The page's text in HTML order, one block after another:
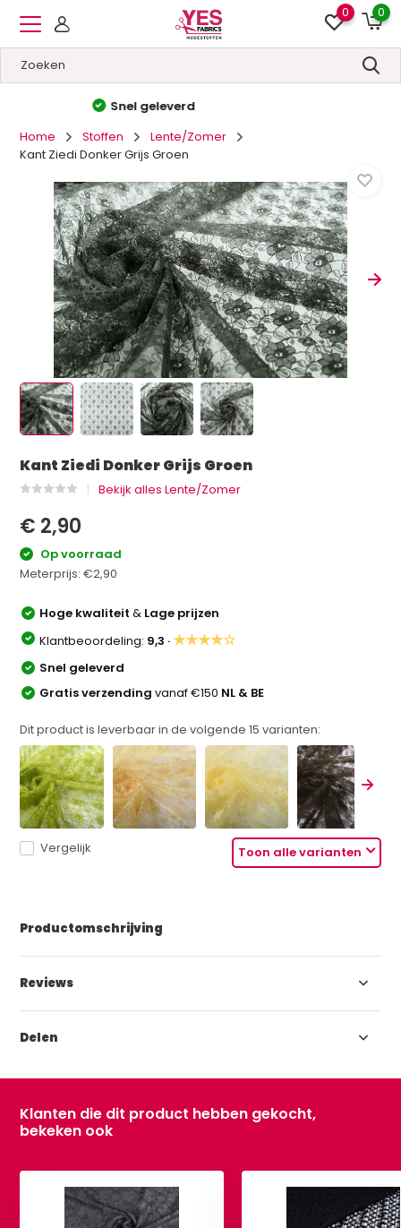
0 0
Hoge kwaliteit
Home
Stoffen
Lente/Zomer
Kant Ziedi Donker Grijs Groen
Kant Ziedi Donker Grijs Groen
Bekijk alles Lente/Zomer
€ 2,90
Op voorraad
Meterprijs:€2,90
Hoge kwaliteit& Lage prijzen
Klantbeoordeling: 9,3 ·★★★★☆
Snel geleverd
Gratis verzendingvanaf €150 NL & BE
Dit product is leverbaar in de volgende15 varianten:
Toon alle varianten
Vergelijk
Productomschrijving
Reviews
Delen
Klanten die dit product hebben gekocht,
bekeken ook